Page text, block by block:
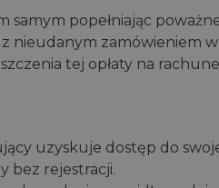
popełniając
nieudanym zamówieniem
tej opłaty na
uzyskuje dostęp do
bez rejestracji.